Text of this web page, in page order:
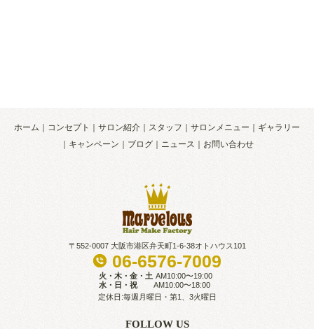
ホーム コンセプト サロン紹介 スタッフ サロンメニュー
ギャラリー
キャンペーン
ブログ ニュース お問い合わせ
〒552-0007 大阪市港区弁天町1-6-38オトハウス101
06-6576-7009
火・木・金・土 AM10:00〜19:00
水・日・祝
AM10:00〜18:00
定休日:毎週月曜日・第1、3火曜日
FOLLOW US